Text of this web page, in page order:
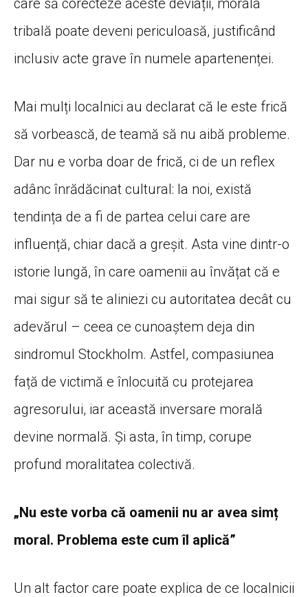
tribală poate deveni periculoasă, justificând
inclusiv acte grave în numele apartenenței.
Mai mulți localnici au declarat că le este frică
să vorbească, de teamă să nu aibă probleme.
Dar nu e vorba doar de frică, ci de un reflex
adânc înrădăcinat cultural: la noi, există
tendința de a fi de partea celui care are
influență, chiar dacă a greșit. Asta vine dintr-o
istorie lungă, în care oamenii au învățat că e
mai sigur să te aliniezi cu autoritatea decât cu
adevărul – ceea ce cunoaștem deja din
sindromul Stockholm. Astfel, compasiunea
față de victimă e înlocuită cu protejarea
agresorului, iar această inversare morală
devine normală. Și asta, în timp, corupe
profund moralitatea colectivă.
„Nu este vorba că oamenii nu ar avea simț
moral. Problema este cum îl aplică”
Un alt factor care poate explica de ce localnicii